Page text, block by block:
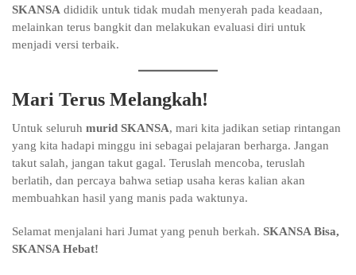
SKANSA dididik untuk tidak mudah menyerah pada keadaan,
melainkan terus bangkit dan melakukan evaluasi diri untuk
menjadi versi terbaik.
Mari Terus Melangkah!
Untuk seluruh murid SKANSA, mari kita jadikan setiap rintangan
yang kita hadapi minggu ini sebagai pelajaran berharga. Jangan
takut salah, jangan takut gagal. Teruslah mencoba, teruslah
berlatih, dan percaya bahwa setiap usaha keras kalian akan
membuahkan hasil yang manis pada waktunya.
Selamat menjalani hari Jumat yang penuh berkah. SKANSA Bisa,
SKANSA Hebat!